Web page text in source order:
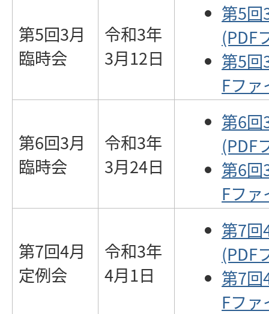
第5回3月
臨時会
令和3年
3月12日
第5回
(PDF
第5回
Fフ
第6回3月
臨時会
令和3年
3月24日
第6回
(PDF
第6回
Fフ
第7回4月
定例会
令和3年
4月1日
第7回
(PDF
第7回
Fフ